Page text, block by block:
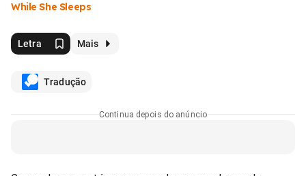
While She Sleeps
Letra Mais
Tradução
Continua depois do anúncio